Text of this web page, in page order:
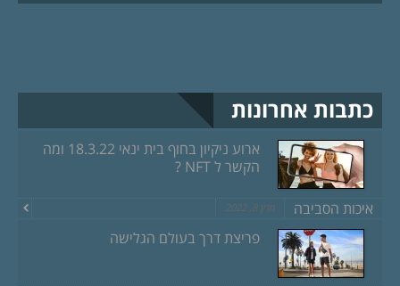
כתבות אחרונות
ארוע ניקיון בחוף בית ינאי 18.3.22 ומה
הקשר ל NFT ?
איכות הסביבה מרץ 8, 2022
פריצת דרך בעולם הגלישה